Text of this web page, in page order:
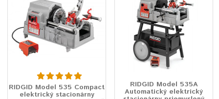
RIDGID Model 535 Compact
elektrický stacionárny
RIDGID Model 535A
Automatický elektrický